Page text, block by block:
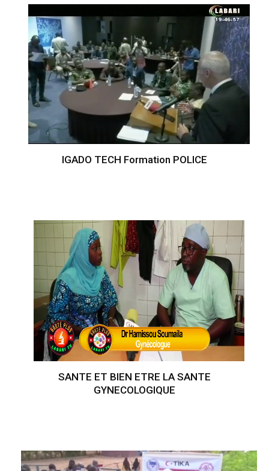
IGADO TECH Formation POLICE
SANTE ET BIEN ETRE LA SANTE
GYNECOLOGIQUE